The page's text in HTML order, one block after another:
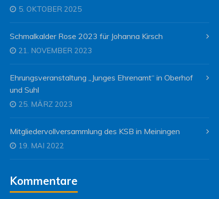
5. OKTOBER 2025
Schmalkalder Rose 2023 für Johanna Kirsch
21. NOVEMBER 2023
Ehrungsveranstaltung „Junges Ehrenamt“ in Oberhof
und Suhl
25. MÄRZ 2023
Mitgliedervollversammlung des KSB in Meiningen
19. MAI 2022
Kommentare